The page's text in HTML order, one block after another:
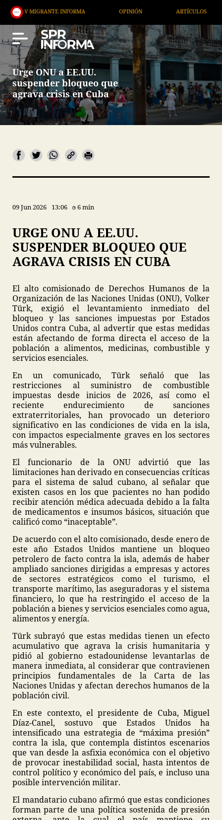
INFORMA OPINIÓN ARTÍCULOS
Urge ONU a EE.UU.
suspender bloqueo que
agrava crisis en Cuba
09 Jun 2026 13:06 6 min
URGE ONU A EE.UU.
SUSPENDER BLOQUEO QUE
AGRAVA CRISIS EN CUBA
El alto comisionado de Derechos Humanos de la
Organización de las Naciones Unidas (ONU), Volker
Türk, exigió el levantamiento inmediato del
bloqueo y las sanciones impuestas por Estados
Unidos contra Cuba, al advertir que estas medidas
están afectando de forma directa el acceso de la
población a alimentos, medicinas, combustible y
servicios esenciales.
En un comunicado, Türk señaló que las
restricciones al suministro de combustible
impuestas desde inicios de 2026, así como el
reciente endurecimiento de sanciones
extraterritoriales, han provocado un deterioro
significativo en las condiciones de vida en la isla,
con impactos especialmente graves en los sectores
más vulnerables.
El funcionario de la ONU advirtió que las
limitaciones han derivado en consecuencias críticas
para el sistema de salud cubano, al señalar que
existen casos en los que pacientes no han podido
recibir atención médica adecuada debido a la falta
de medicamentos e insumos básicos, situación que
calificó como “inaceptable”.
De acuerdo con el alto comisionado, desde enero de
este año Estados Unidos mantiene un bloqueo
petrolero de facto contra la isla, además de haber
ampliado sanciones dirigidas a empresas y actores
de sectores estratégicos como el turismo, el
transporte marítimo, las aseguradoras y el sistema
financiero, lo que ha restringido el acceso de la
población a bienes y servicios esenciales como agua,
alimentos y energía.
Türk subrayó que estas medidas tienen un efecto
acumulativo que agrava la crisis humanitaria y
pidió al gobierno estadounidense levantarlas de
manera inmediata, al considerar que contravienen
principios fundamentales de la Carta de las
Naciones Unidas y afectan derechos humanos de la
población civil.
En este contexto, el presidente de Cuba, Miguel
Díaz-Canel, sostuvo que Estados Unidos ha
intensificado una estrategia de “máxima presión”
contra la isla, que contempla distintos escenarios
que van desde la asfixia económica con el objetivo
de provocar inestabilidad social, hasta intentos de
control político y económico del país, e incluso una
posible intervención militar.
El mandatario cubano afirmó que estas condiciones
forman parte de una política sostenida de presión